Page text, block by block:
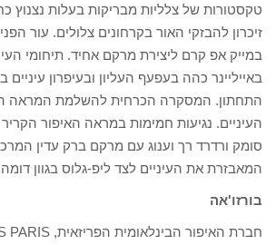
טקסטורות של צלליות מבריקות בעלות נצנוץ
זיכרון להבזקי האור בקרחונים צלולים. עור
במייק אפ קרם ליצירת מרקם אחיד. תיחומי
באייליינר כהה בעפעף העליון ובעיפרון עיניים
התחתון. המסקרה הכרחית להשלמת המראה
העיניים. נגיעות חמימות במראה האיפור
סומק ורדרד רך וענוג עם מרקם ברק עדין
המאבזרת את העיניים לצד ליפ-גלוס בגוון
בורזו'אה